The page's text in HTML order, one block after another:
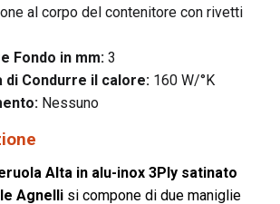
al corpo del contenitore con rivetti
Fondo in mm: 3
di Condurre il calore: 160 W/°K
Nessuno
Alta in alu-inox 3Ply satinato
Agnelli si compone di due maniglie